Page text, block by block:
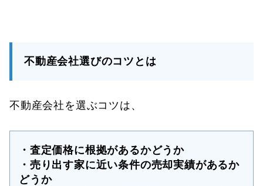
不動産会社選びのコツとは
不動産会社を選ぶコツは、
・査定価格に根拠があるかどうか
・売り出す家に近い条件の売却実績があるか
どうか